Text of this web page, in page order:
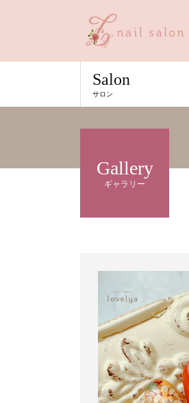
Salon
サロン
Gallery
ギャラリー